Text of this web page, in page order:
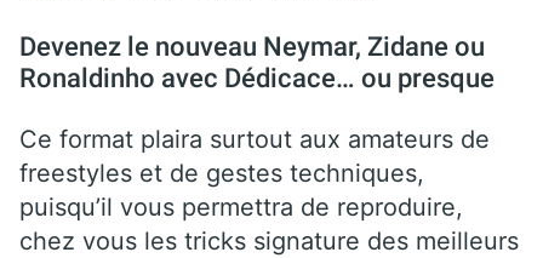
Devenez le nouveau Neymar, Zidane ou
Ronaldinho avec Dédicace… ou presque
Ce format plaira surtout aux amateurs de
freestyles et de gestes techniques,
puisqu’il vous permettra de reproduire,
chez vous les tricks signature des meilleurs